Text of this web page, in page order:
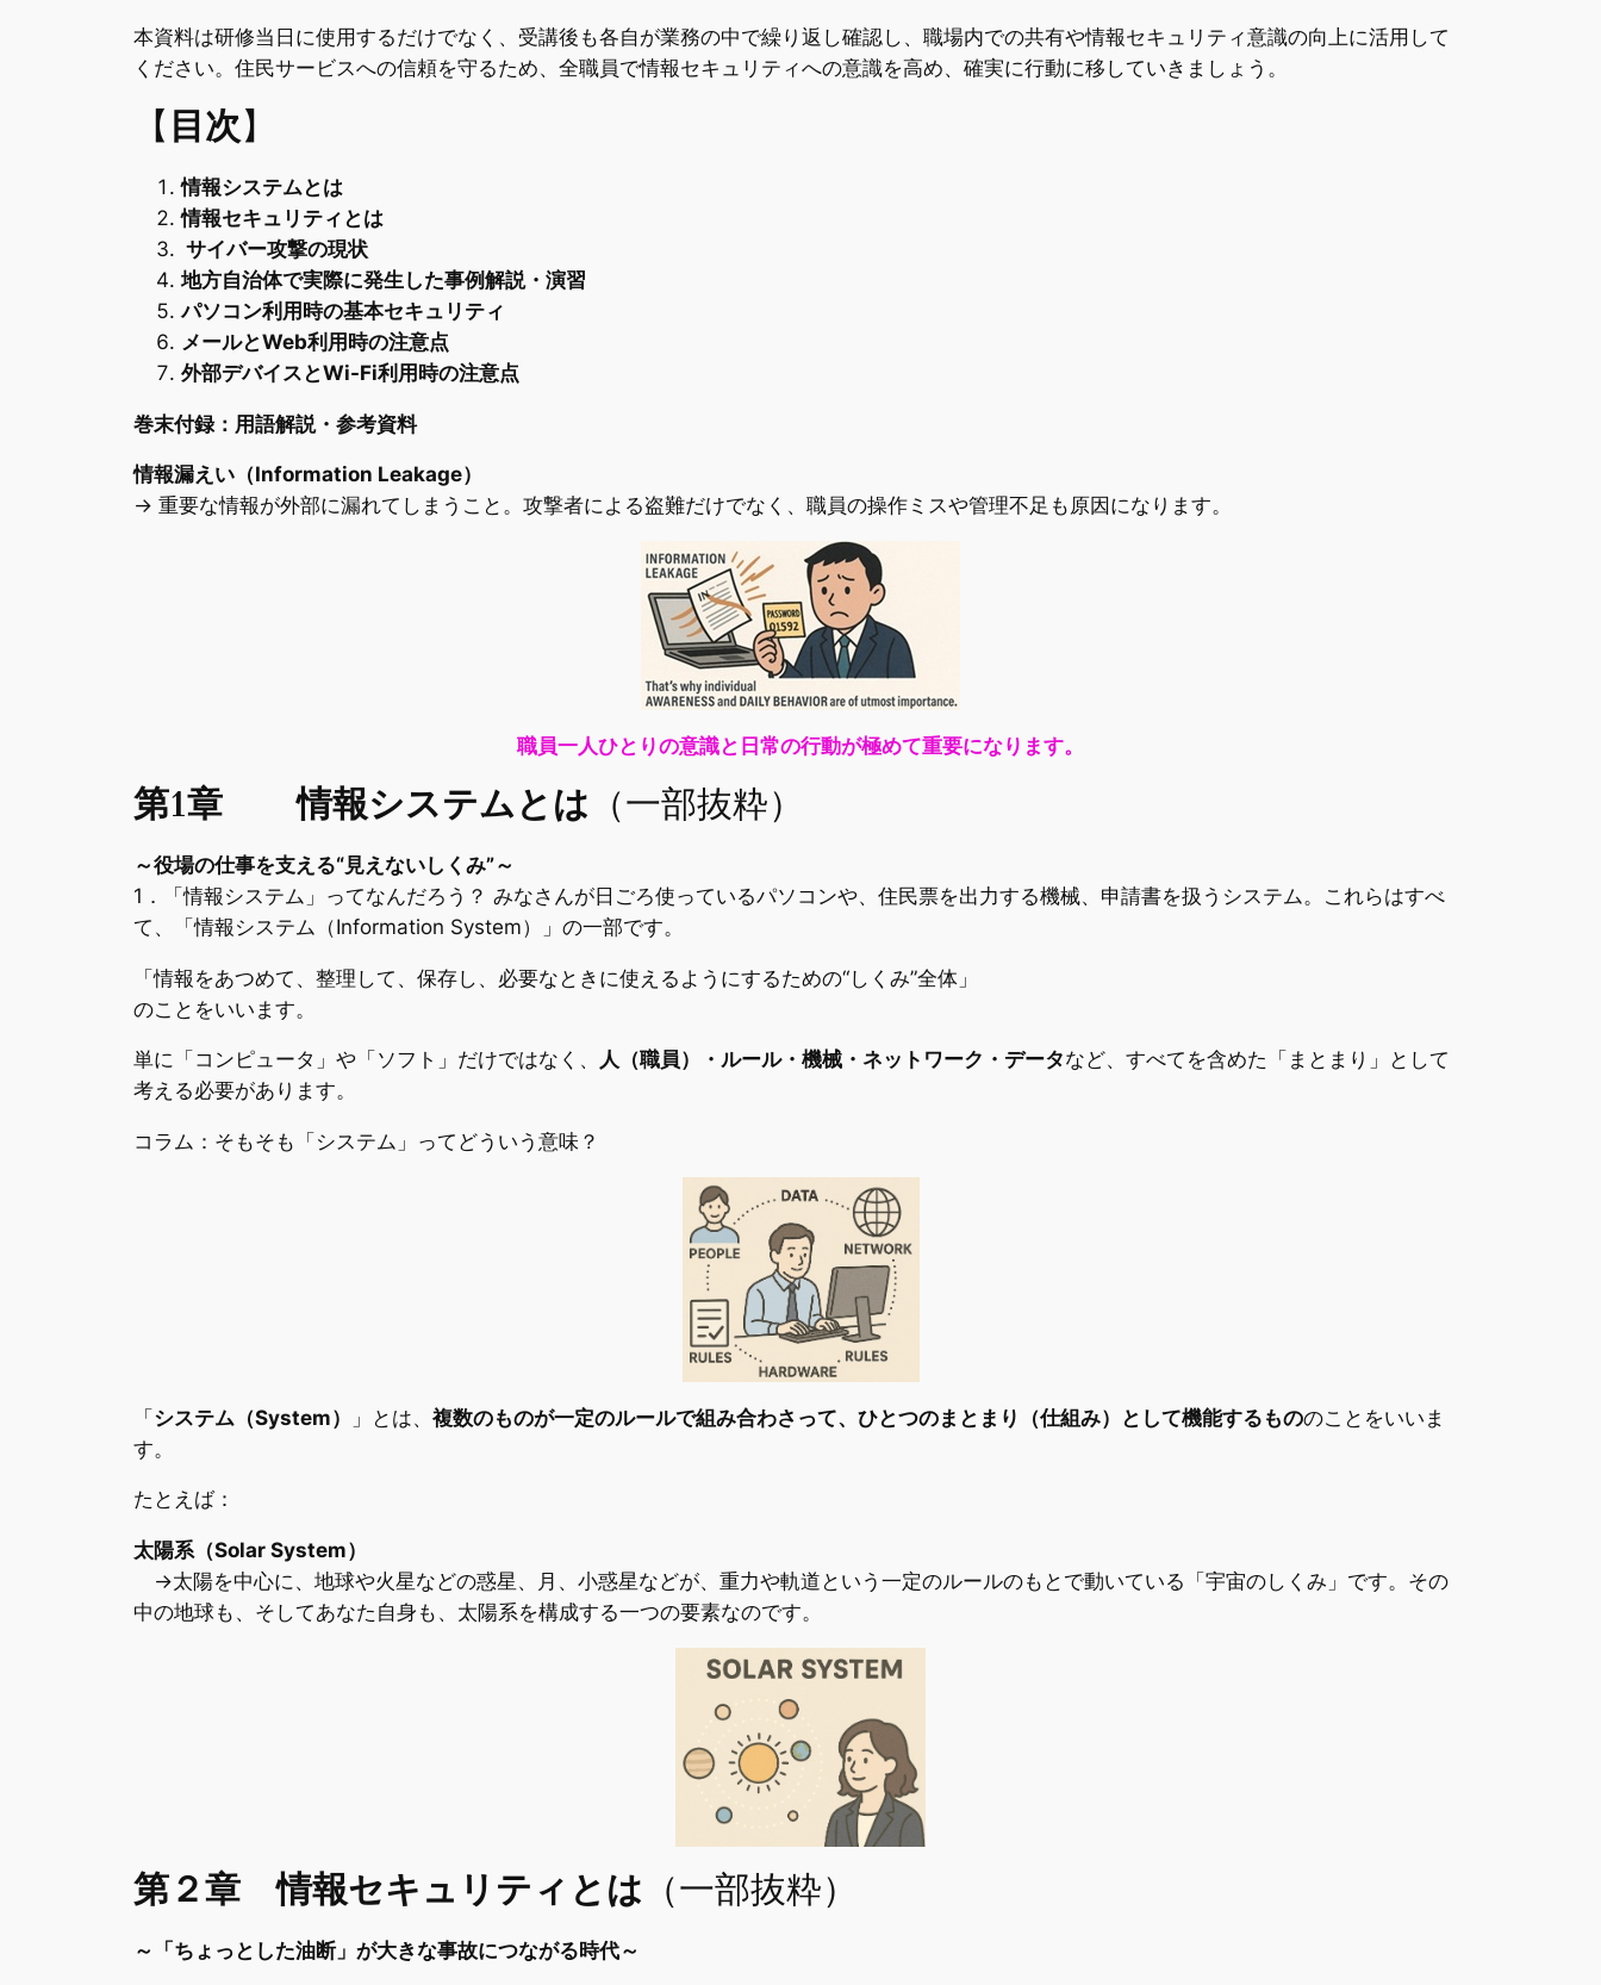
本資料は研修当日に使用するだけでなく、受講後も各自が業務の中で繰り返し確認し、職場内での共有や情報セキュリティ意識の向上に活用して
ください。住民サービスへの信頼を守るため、全職員で情報セキュリティへの意識を高め、確実に行動に移していきましょう。
【 目次】
情報システムとは
情報セキュリティとは
サイバー攻撃の現状
地方自治体で実際に発生した事例解説・演習
パソコン利用時の基本セキュリティ
メールとWeb利用時の注意点
外部デバイスとWi-Fi利用時の注意点
巻末付録：用語解説・参考資料
情報漏えい（Information Leakage）
→ 重要な情報が外部に漏れてしまうこと。攻撃者による盗難だけでなく、職員の操作ミスや管理不足も原因になります。
職員一人ひとりの意識と日常の行動が極めて重要になります。
第1章 情報システムとは （一部抜粋）
～役場の仕事を支える“見えないしくみ”～
1．「情報システム」ってなんだろう？ みなさんが日ごろ使っているパソコンや、住民票を出力する機械、申請書を扱うシステム。これらはすべ
て、「情報システム（Information System）」の一部です。
「情報をあつめて、整理して、保存し、必要なときに使えるようにするための“しくみ”全体」
のことをいいます。
単に「コンピュータ」や「ソフト」だけではなく、 人（職員）・ルール・機械・ネットワーク・データなど、すべてを含めた「まとまり」として
考える必要があります。
コラム：そもそも「システム」ってどういう意味？
「システム（System） 」とは、 複数のものが一定のルールで組み合わさって、ひとつのまとまり（仕組み）として機能するもののことをいいま
す。
たとえば：
太陽系（Solar System）
→太陽を中心に、地球や火星などの惑星、月、小惑星などが、重力や軌道という一定のルールのもとで動いている「宇宙のしくみ」です。その
中の地球も、そしてあなた自身も、太陽系を構成する一つの要素なのです。
第２章 情報セキュリティとは （一部抜粋）
～「ちょっとした油断」が大きな事故につながる時代～